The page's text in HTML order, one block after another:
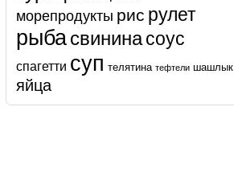
морепродукты рис рулет
рыбасвининасоус
спагетти суп телятина тефтели шашлык
яйца